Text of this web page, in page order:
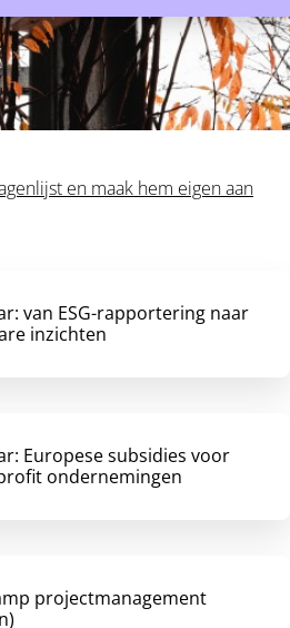
en maak hem eigen aan
van ESG-rapportering naar
inzichten
Europese subsidies voor
ondernemingen
projectmanagement